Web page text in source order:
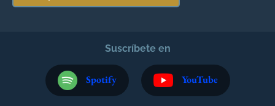
Suscríbete en
Spotify YouTube